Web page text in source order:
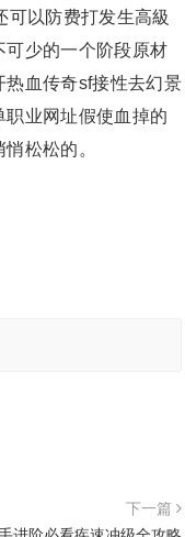
可以防费打发生高級
可少的一个阶段原材
热血传奇sf接性去幻景
业网址假使血掉的
松松的。
下一篇